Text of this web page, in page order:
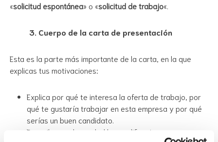
«solicitud espontánea» o «solicitud de trabajo«.
3. Cuerpo de la carta de presentación
Esta es la parte más importante de la carta, en la que
explicas tus motivaciones:
Explica por qué te interesa la oferta de trabajo, por
qué te gustaría trabajar en esta empresa y por qué
serías un buen candidato.
Describe con brevedad las cualificaciones,